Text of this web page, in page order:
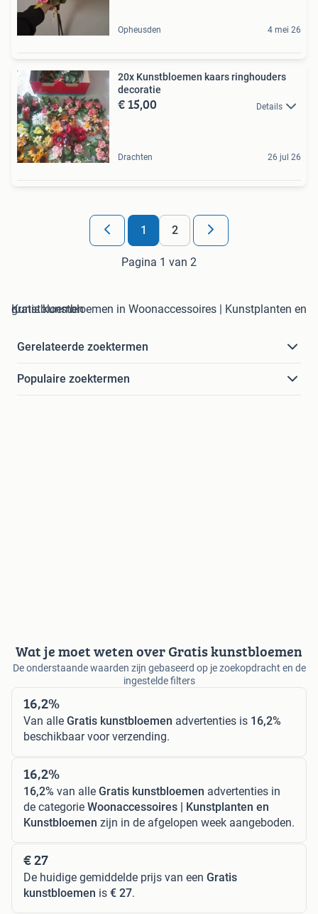
Opheusden 4 mei 26
20x Kunstbloemen kaars ringhouders
decoratie
€ 15,00 Details
Drachten 26 jul 26
1 2
Pagina 1 van 2
gratis kunstbloemen in Woonaccessoires | Kunstplanten en Kunstbloemen
Gerelateerde zoektermen
Populaire zoektermen
Wat je moet weten over Gratis kunstbloemen
De onderstaande waarden zijn gebaseerd op je zoekopdracht en de
ingestelde filters
16,2%
Van alle Gratis kunstbloemen advertenties is 16,2%
beschikbaar voor verzending.
16,2%
16,2% van alle Gratis kunstbloemen advertenties in
de categorie Woonaccessoires | Kunstplanten en
Kunstbloemen zijn in de afgelopen week aangeboden.
€ 27
De huidige gemiddelde prijs van een Gratis
kunstbloemen is € 27.